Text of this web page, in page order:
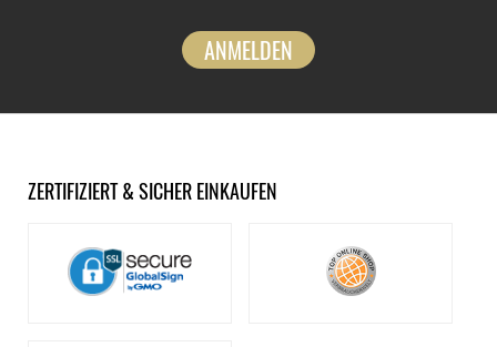
ANMELDEN
ZERTIFIZIERT & SICHER EINKAUFEN